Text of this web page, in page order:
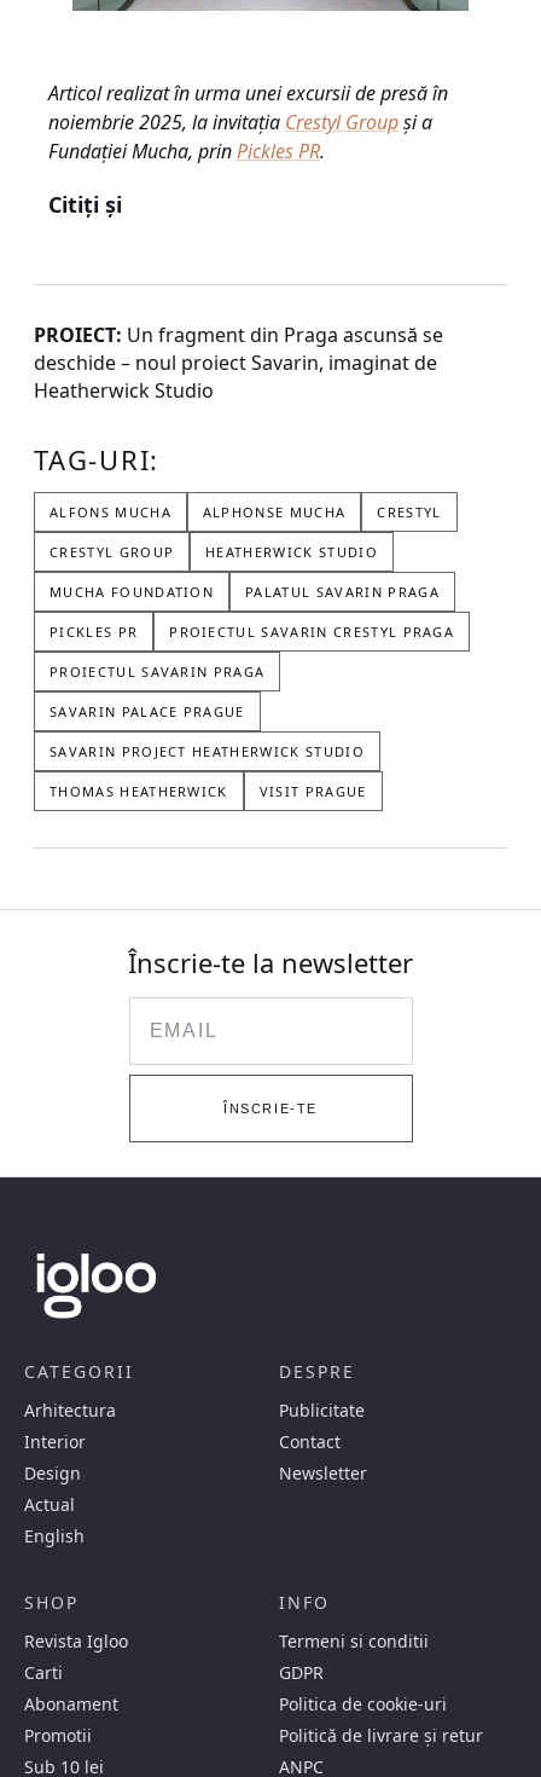
Articol realizat în urma unei excursii de presă în
noiembrie 2025, la invitația Crestyl Groupși a
Fundației Mucha, prinPickles PR.
Citiți și
PROIECT: Un fragment din Praga ascunsă se
deschide – noul proiect Savarin, imaginat de
Heatherwick Studio
TAG-URI:
ALFONS MUCHA ALPHONSE MUCHA CRESTYL
CRESTYL GROUP HEATHERWICK STUDIO
MUCHA FOUNDATION PALATUL SAVARIN PRAGA
PICKLES PR PROIECTUL SAVARIN CRESTYL PRAGA
PROIECTUL SAVARIN PRAGA
SAVARIN PALACE PRAGUE
SAVARIN PROJECT HEATHERWICK STUDIO
THOMAS HEATHERWICK VISIT PRAGUE
Înscrie-te la newsletter
ÎNSCRIE-TE
CATEGORII
Arhitectura
Interior
Design
Actual
English
DESPRE
Publicitate
Contact
Newsletter
SHOP
Revista Igloo
Carti
Abonament
Promotii
Sub 10 lei
INFO
Termeni si conditii
GDPR
Politica de cookie-uri
Politică de livrare și retur
ANPC